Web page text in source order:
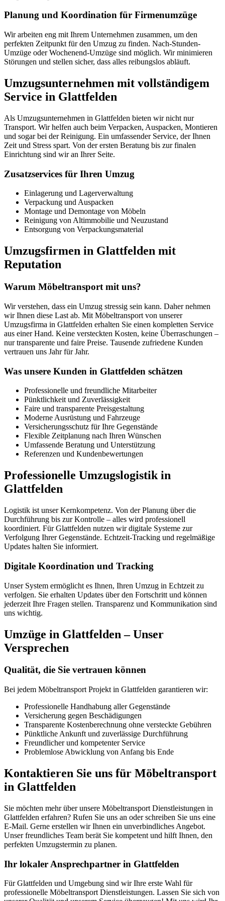
Planung und Koordination für Firmenumzüge
Wir arbeiten eng mit Ihrem Unternehmen zusammen, um den
perfekten Zeitpunkt für den Umzug zu finden. Nach-Stunden-
Umzüge oder Wochenend-Umzüge sind möglich. Wir minimieren
Störungen und stellen sicher, dass alles reibungslos abläuft.
Umzugsunternehmen mit vollständigem
Service in Glattfelden
Als Umzugsunternehmen in Glattfelden bieten wir nicht nur
Transport. Wir helfen auch beim Verpacken, Auspacken, Montieren
und sogar bei der Reinigung. Ein umfassender Service, der Ihnen
Zeit und Stress spart. Von der ersten Beratung bis zur finalen
Einrichtung sind wir an Ihrer Seite.
Zusatzservices für Ihren Umzug
Einlagerung und Lagerverwaltung
Verpackung und Auspacken
Montage und Demontage von Möbeln
Reinigung von Altimmobilie und Neuzustand
Entsorgung von Verpackungsmaterial
Umzugsfirmen in Glattfelden mit
Reputation
Warum Möbeltransport mit uns?
Wir verstehen, dass ein Umzug stressig sein kann. Daher nehmen
wir Ihnen diese Last ab. Mit Möbeltransport von unserer
Umzugsfirma in Glattfelden erhalten Sie einen kompletten Service
aus einer Hand. Keine versteckten Kosten, keine Überraschungen –
nur transparente und faire Preise. Tausende zufriedene Kunden
vertrauen uns Jahr für Jahr.
Was unsere Kunden in Glattfelden schätzen
Professionelle und freundliche Mitarbeiter
Pünktlichkeit und Zuverlässigkeit
Faire und transparente Preisgestaltung
Moderne Ausrüstung und Fahrzeuge
Versicherungsschutz für Ihre Gegenstände
Flexible Zeitplanung nach Ihren Wünschen
Umfassende Beratung und Unterstützung
Referenzen und Kundenbewertungen
Professionelle Umzugslogistik in
Glattfelden
Logistik ist unser Kernkompetenz. Von der Planung über die
Durchführung bis zur Kontrolle – alles wird professionell
koordiniert. Für Glattfelden nutzen wir digitale Systeme zur
Verfolgung Ihrer Gegenstände. Echtzeit-Tracking und regelmäßige
Updates halten Sie informiert.
Digitale Koordination und Tracking
Unser System ermöglicht es Ihnen, Ihren Umzug in Echtzeit zu
verfolgen. Sie erhalten Updates über den Fortschritt und können
jederzeit Ihre Fragen stellen. Transparenz und Kommunikation sind
uns wichtig.
Umzüge in Glattfelden – Unser
Versprechen
Qualität, die Sie vertrauen können
Bei jedem Möbeltransport Projekt in Glattfelden garantieren wir:
Professionelle Handhabung aller Gegenstände
Versicherung gegen Beschädigungen
Transparente Kostenberechnung ohne versteckte Gebühren
Pünktliche Ankunft und zuverlässige Durchführung
Freundlicher und kompetenter Service
Problemlose Abwicklung von Anfang bis Ende
Kontaktieren Sie uns für Möbeltransport
in Glattfelden
Sie möchten mehr über unsere Möbeltransport Dienstleistungen in
Glattfelden erfahren? Rufen Sie uns an oder schreiben Sie uns eine
E-Mail. Gerne erstellen wir Ihnen ein unverbindliches Angebot.
Unser freundliches Team berät Sie kompetent und hilft Ihnen, den
perfekten Umzugstermin zu planen.
Ihr lokaler Ansprechpartner in Glattfelden
Für Glattfelden und Umgebung sind wir Ihre erste Wahl für
professionelle Möbeltransport Dienstleistungen. Lassen Sie sich von